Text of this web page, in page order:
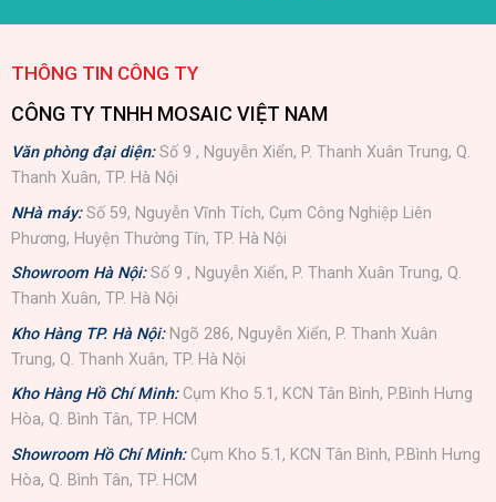
THÔNG TIN CÔNG TY
CÔNG TY TNHH MOSAIC VIỆT NAM
Văn phòng đại diện:Số 9 , Nguyễn Xiển, P. Thanh Xuân Trung, Q.
Thanh Xuân, TP. Hà Nội
NHà máy: Số 59, Nguyễn Vĩnh Tích, Cụm Công Nghiệp Liên
Phương, Huyện Thường Tín, TP. Hà Nội
Showroom Hà Nội: Số 9 , Nguyễn Xiển, P. Thanh Xuân Trung, Q.
Thanh Xuân, TP. Hà Nội
Kho Hàng TP. Hà Nội: Ngõ 286, Nguyễn Xiển, P. Thanh Xuân
Trung, Q. Thanh Xuân, TP. Hà Nội
Kho Hàng Hồ Chí Minh: Cụm Kho 5.1, KCN Tân Bình, P.Bình Hưng
Hòa, Q. Bình Tân, TP. HCM
Showroom Hồ Chí Minh: Cụm Kho 5.1, KCN Tân Bình, P.Bình Hưng
Hòa, Q. Bình Tân, TP. HCM